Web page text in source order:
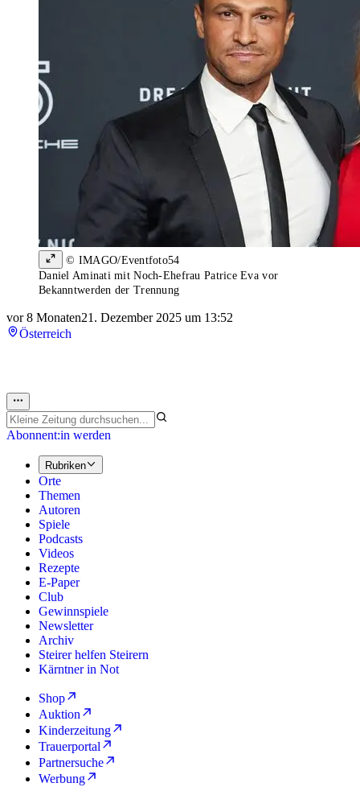
© IMAGO/Eventfoto54
Daniel Aminati mit Noch-Ehefrau Patrice Eva vor
Bekanntwerden der Trennung
vor 8 Monaten21. Dezember 2025 um 13:52
Österreich
Abonnent:in werden
Rubriken
Orte
Themen
Autoren
Spiele
Podcasts
Videos
Rezepte
E-Paper
Club
Gewinnspiele
Newsletter
Archiv
Steirer helfen Steirern
Kärntner in Not
Shop
Auktion
Kinderzeitung
Trauerportal
Partnersuche
Werbung